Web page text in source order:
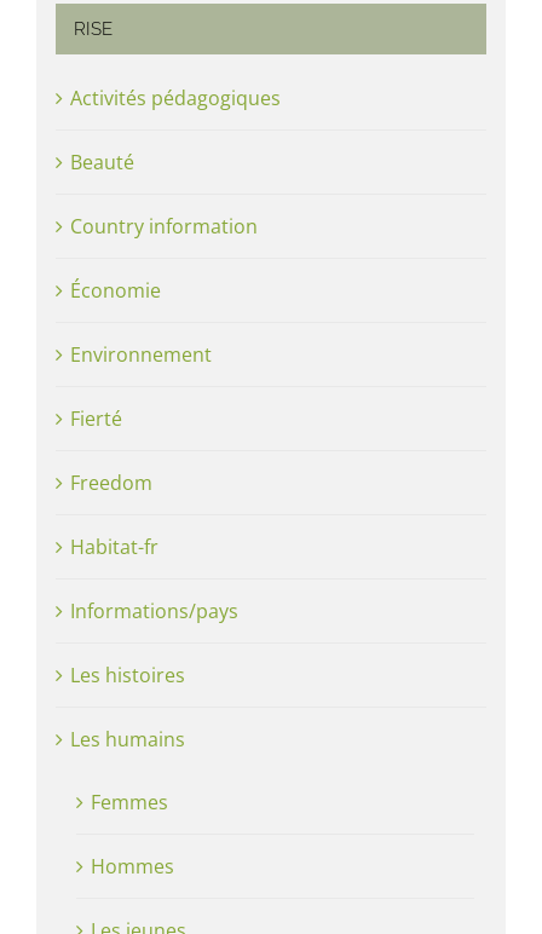
RISE
Activités pédagogiques
Beauté
Country information
Économie
Environnement
Fierté
Freedom
Habitat-fr
Informations/pays
Les histoires
Les humains
Femmes
Hommes